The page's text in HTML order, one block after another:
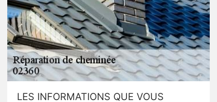
LES INFORMATIONS QUE VOUS